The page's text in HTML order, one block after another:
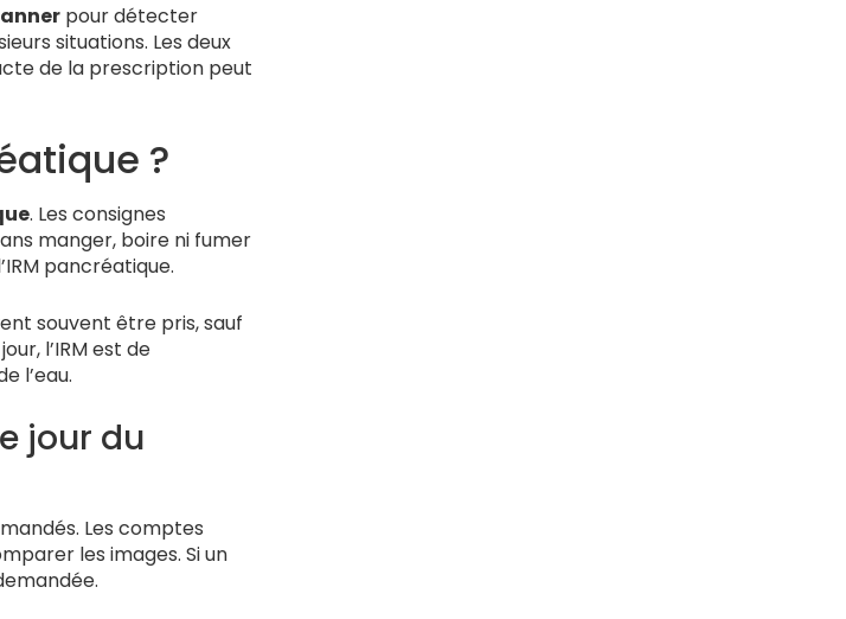
pour détecter
situations. Les deux
de la prescription peut
?
. Les consignes
manger, boire ni fumer
pancréatique.
souvent être pris, sauf
l’IRM est de
l’eau.
jour du
Les comptes
les images. Si un